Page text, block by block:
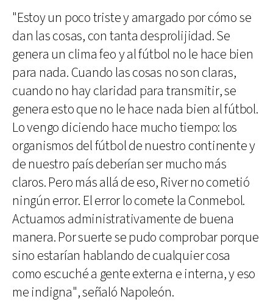
"Estoy un poco triste y amargado por cómo se
dan las cosas, con tanta desprolijidad. Se
genera un clima feo y al fútbol no le hace bien
para nada. Cuando las cosas no son claras,
cuando no hay claridad para transmitir, se
genera esto que no le hace nada bien al fútbol.
Lo vengo diciendo hace mucho tiempo: los
organismos del fútbol de nuestro continente y
de nuestro país deberían ser mucho más
claros. Pero más allá de eso, River no cometió
ningún error. El error lo comete la Conmebol.
Actuamos administrativamente de buena
manera. Por suerte se pudo comprobar porque
sino estarían hablando de cualquier cosa
como escuché a gente externa e interna, y eso
me indigna", señaló Napoleón.